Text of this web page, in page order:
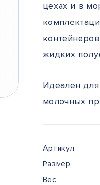
цехах и в
жидких
Идеален
молочных
Артикул
Размер
Вес